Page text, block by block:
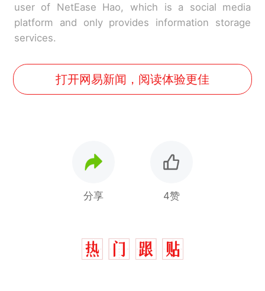
user of NetEase Hao, which is a social media
platform and only provides information storage
services.
打开网易新闻，阅读体验更佳
分享 4赞